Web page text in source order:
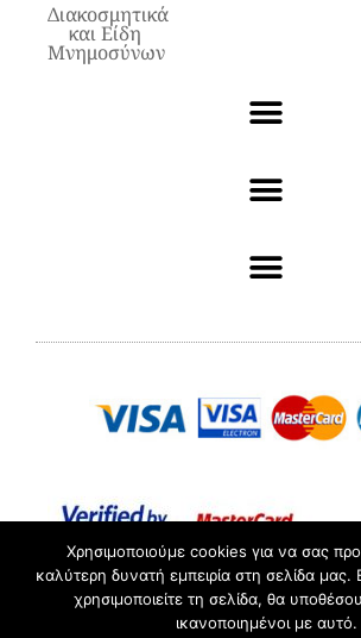
Διακοσμητικά
και Είδη
Μνημοσύνων
ΑΡ. ΓΕΜΗ :098361503000 //© 2022
Reserved.
Χρησιμοποιούμε cookies για να σας
καλύτερη δυνατή εμπειρία στη σελίδα μας.
χρησιμοποιείτε τη σελίδα, θα
ικανοποιημένοι με αυτό.